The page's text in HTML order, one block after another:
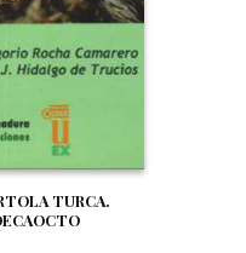
TURCA.